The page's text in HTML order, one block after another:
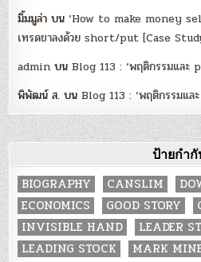
มิ้มมูล่า บน‘How to make money
เทรดขาลงด้วย short/put [Case
admin บนBlog 113 : ‘พฤติกรรมแล
พิพัฒน์ ส. บนBlog 113 : ‘พฤติกรรมแ
ป้ายกำกั
BIOGRAPHY CANSLIM
ECONOMICS
GOOD STORY
INVISIBLE HAND
LEADER
LEADING STOCK
MARK